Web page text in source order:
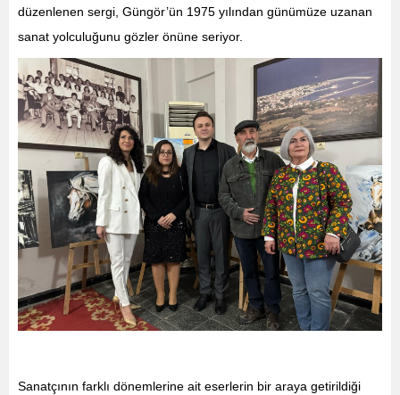
düzenlenen sergi, Güngör’ün 1975 yılından günümüze uzanan
sanat yolculuğunu gözler önüne seriyor.
Sanatçının farklı dönemlerine ait eserlerin bir araya getirildiği